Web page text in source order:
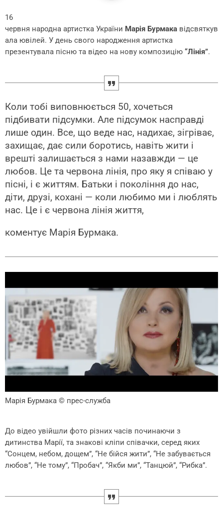
16
червня народна артистка України Марія Бурмака відсвяткув
ала ювілей. У день свого народження артистка
презентувала пісню та відео на нову композицію “Лінія”.
Коли тобі виповнюється 50, хочеться
підбивати підсумки. Але підсумок насправді
лише один. Все, що веде нас, надихає, зігріває,
захищає, дає сили боротись, навіть жити і
врешті залишається з нами назавжди — це
любов. Це та червона лінія, про яку я співаю у
пісні, і є життям. Батьки і покоління до нас,
діти, друзі, кохані — коли любимо ми і люблять
нас. Це і є червона лінія життя,
коментує Марія Бурмака.
Марія Бурмака © прес-служба
До відео увійшли фото різних часів починаючи з
дитинства Марії, та знакові кліпи співачки, серед яких
“Сонцем, небом, дощем”, “Не бійся жити”, “Не забувається
любов”, “Не тому”, “Пробач”, “Якби ми”, “Танцюй”, “Рибка”.